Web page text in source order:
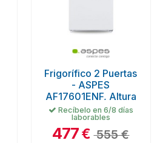
Frigorífico 2 Puertas
- ASPES
AF17601ENF, Altura
170 cm, Ancho
60.5cm, Eficiencia E
Recíbelo en 6/8 días
laborables
477€ 555 €